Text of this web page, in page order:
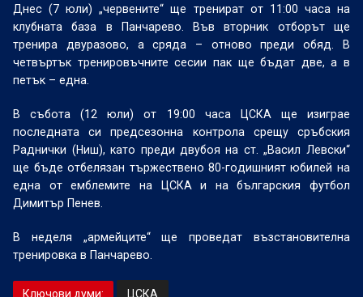
Днес (7 юли) „червените“ ще тренират от 11:00 часа на
клубната база в Панчарево. Във вторник отборът ще
тренира двуразово, а сряда – отново преди обяд. В
четвъртък тренировъчните сесии пак ще бъдат две, а в
петък – една.
В събота (12 юли) от 19:00 часа ЦСКА ще изиграе
последната си предсезонна контрола срещу сръбския
Раднички (Ниш), като преди двубоя на ст. „Васил Левски“
ще бъде отбелязан тържествено 80-годишният юбилей на
една от емблемите на ЦСКА и на българския футбол
Димитър Пенев.
В неделя „армейците“ ще проведат възстановителна
тренировка в Панчарево.
Ключови думи: ЦСКА